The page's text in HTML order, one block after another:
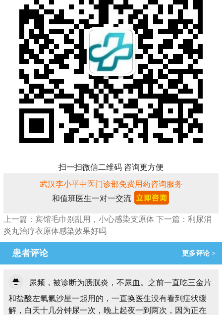
扫一扫微信二维码 咨询更方便
武汉李小平中医门诊部免费用药咨询服务
和值班医生一对一交流
上一篇：宾馆毛巾别乱用，小心感染支原体 下一篇：利尿消
炎丸治疗衣原体感染效果好吗
患者评论 更多评论 >
尿频，被诊断为膀胱炎，不尿血。之前一直吃三金片
和盐酸左氧氟沙星一起用的，一直换医生没有看到症状缓
解，白天十几分钟尿一次，晚上起夜一到两次，因为正在